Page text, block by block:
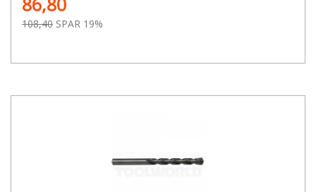
108,40 SPAR 19%